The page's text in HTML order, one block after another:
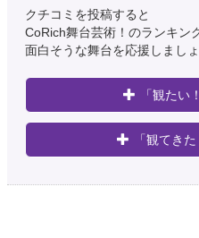
クチコミを投稿すると
CoRich舞台芸術！のランキン
面白そうな舞台を応援しましょ
「観たい
「観てき